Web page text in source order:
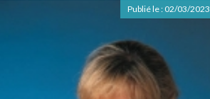
Publié le : 02/03/2023